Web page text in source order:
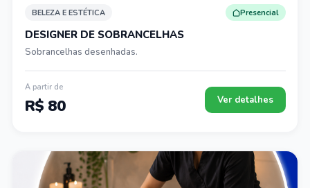
BELEZA E ESTÉTICA Presencial
DESIGNER DE SOBRANCELHAS
Sobrancelhas desenhadas.
A partir de
R$ 80 Ver detalhes